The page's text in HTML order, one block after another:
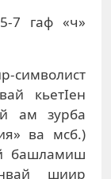
7 гаф «ч»
символист
кьетIен
ам зурба
ва мсб.)
башламиш
шиир